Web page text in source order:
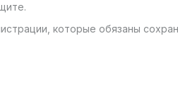
которые обязаны